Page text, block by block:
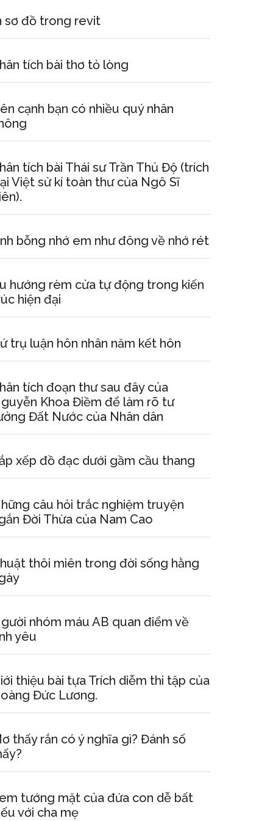
sơ đồ trong revit
tích bài thơ tỏ lòng
cạnh bạn có nhiều quý nhân
tích bài Thái sư Trần Thủ Độ (trích
Việt sử kí toàn thư của Ngô Sĩ
bỗng nhớ em như đông về nhớ rét
hướng rèm cửa tự động trong kiến
hiện đại
trụ luận hôn nhân năm kết hôn
tích đoạn thư sau đây của
Khoa Điềm để làm rõ tư
Đất Nước của Nhân dân
xếp đồ đạc dưới gầm cầu thang
câu hỏi trắc nghiệm truyện
Đời Thừa của Nam Cao
thôi miên trong đời sống hằng
nhóm máu AB quan điểm về
yêu
thiệu bài tựa Trích diễm thi tập của
Đức Lương.
thấy rắn có ý nghĩa gì? Đánh số
tướng mặt của đứa con dễ bất
với cha mẹ